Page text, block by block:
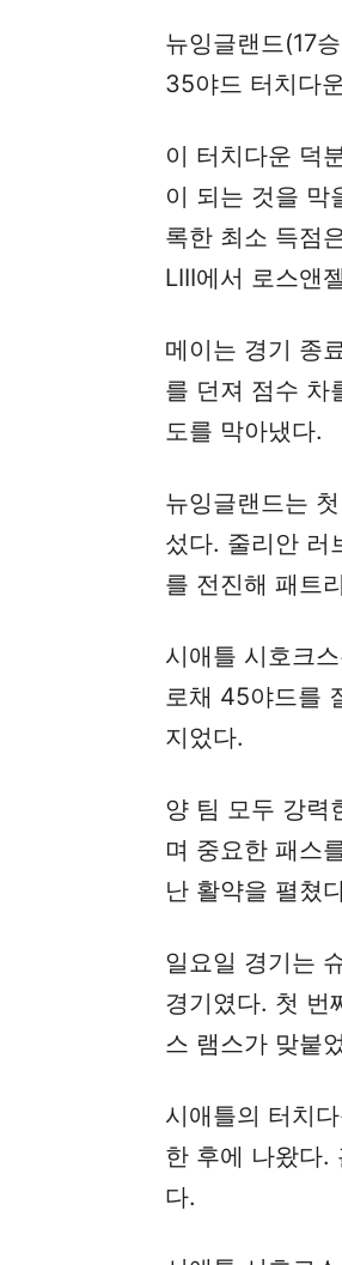
뉴잉글랜드(17
35야드 터치다
이 터치다운 덕
이 되는 것을 막
록한 최소 득점
LIII에서 로스앤
메이는 경기 종
를 던져 점수 차
도를 막아냈다.
뉴잉글랜드는
섰다. 줄리안 러
를 전진해 패트
시애틀 시호크
로채 45야드를
지었다.
양 팀 모두 강력
며 중요한 패스
난 활약을 펼쳤
일요일 경기는
경기였다. 첫 번
스 램스가 맞붙
시애틀의 터치
한 후에 나왔다.
다.